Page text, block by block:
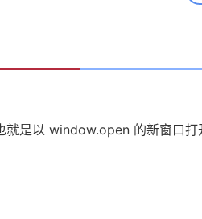
是以 window.open 的新窗口打